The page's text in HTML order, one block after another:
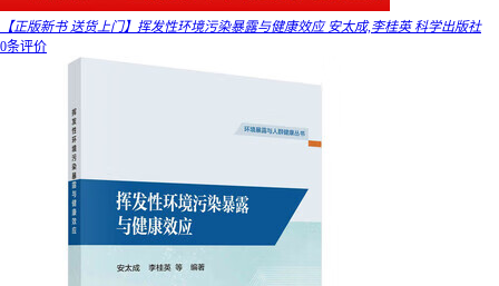
【正版新书 送货上门】挥发性环境污染暴露与健康效应 安太成,李桂英 科学出版社
0条评价